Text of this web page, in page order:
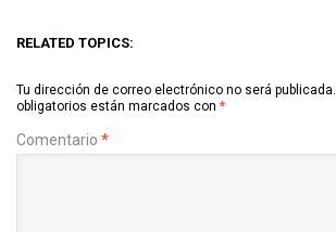
RELATED TOPICS:
Tu dirección de correo electrónico no será publicada.
obligatorios están marcados con *
Comentario *